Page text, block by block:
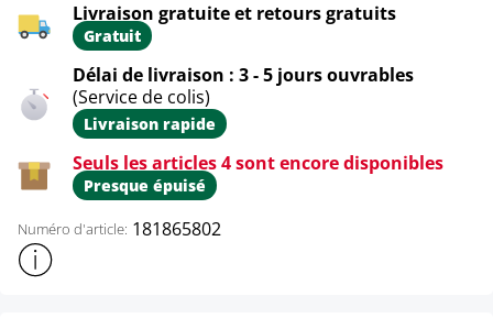
Livraison gratuite et retours gratuits
Gratuit
Délai de livraison : 3 - 5 jours ouvrables
(Service de colis)
Livraison rapide
Seuls les articles 4 sont encore disponibles
Presque épuisé
Numéro d'article: 181865802
Afficher plus d'informations sur le produit